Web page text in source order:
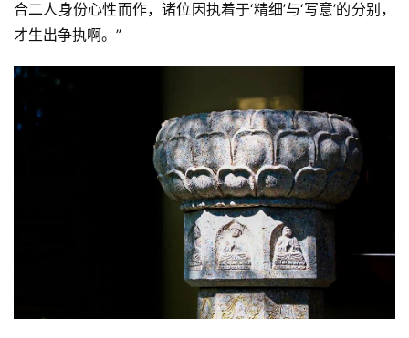
合二人身份心性而作，诸位因执着于‘精细’与‘写意’的分别，
才生出争执啊。”